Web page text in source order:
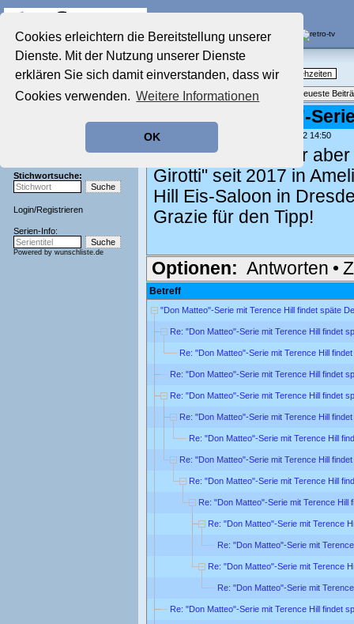
Cookies erleichtern die Bereitstellung unserer
Dienste. Mit der Nutzung unserer Dienste
erklären Sie sich damit einverstanden, dass wir
Cookies verwenden. Weitere Informationen
OK
Startseite
Aktuelles Forum
Film-Forum
Zeichentrick-Forum
Stichwortsuche:
Login/Registrieren
Serien-Info:
Powered by wunschliste.de
Nostalgieecke
TV-Erinnerungen an gute, alte Fernsehzeiten
Themenübersicht • Neues Thema Neueste
Re: "Don Matteo"-
geschrieben von: , 05.10.22 14:50
Si. Dann müsste er
Girotti" seit 2017 in
Hill Eis-Saloon in
Grazie für den Tipp!
Optionen: Antworten •
Betreff
"Don Matteo"-Serie mit Terence Hill findet späte
Re: "Don Matteo"-Serie mit Terence Hill findet
Re: "Don Matteo"-Serie mit Terence Hill
Re: "Don Matteo"-Serie mit Terence Hill findet
Re: "Don Matteo"-Serie mit Terence Hill findet
Re: "Don Matteo"-Serie mit Terence Hill
Re: "Don Matteo"-Serie mit Terence Hill
Re: "Don Matteo"-Serie mit Terence Hill
Re: "Don Matteo"-Serie mit Terence Hill
Re: "Don Matteo"-Serie mit Terence Hill
Re: "Don Matteo"-Serie mit Terence
Re: "Don Matteo"-Serie mit
Re: "Don Matteo"-Serie mit Terence
Re: "Don Matteo"-Serie mit
Re: "Don Matteo"-Serie mit Terence Hill findet